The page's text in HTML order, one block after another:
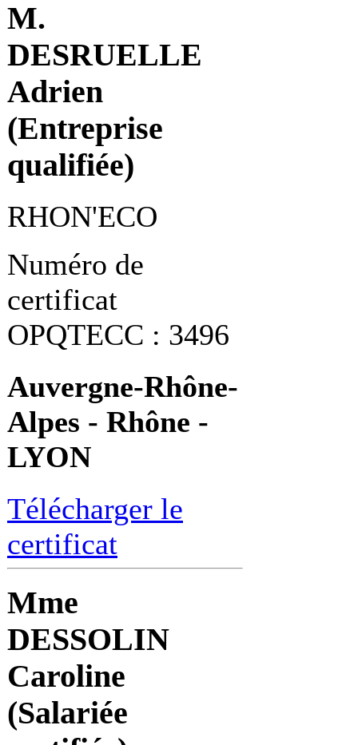
M.
DESRUELLE
Adrien
(Entreprise
qualifiée)
RHON'ECO
Numéro de
certificat
OPQTECC : 3496
Auvergne-Rhône-
Alpes - Rhône -
LYON
Télécharger le
certificat
Mme
DESSOLIN
Caroline
(Salariée